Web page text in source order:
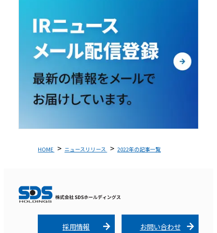
HOME ニュースリリース 2022年の記事一覧
採用情報 お問い合わせ